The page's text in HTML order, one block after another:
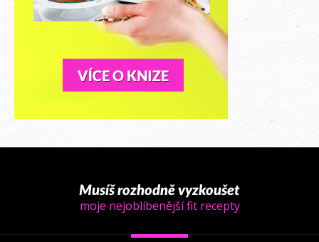
Musíš rozhodně vyzkoušet
moje nejoblíbenější fit recepty